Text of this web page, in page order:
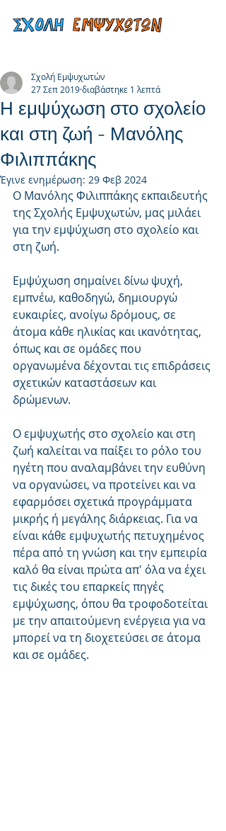
Η εμψύχωση στο σχολείο
και στη ζωή - Μανόλης
Φιλιππάκης
Σχολή Εμψυχωτών
27 Σεπ 2019διαβάστηκε 1 λεπτά
Έγινε ενημέρωση: 29 Φεβ 2024
Ο Μανόλης Φιλιππάκης εκπαιδευτής
της Σχολής Εμψυχωτών, μας μιλάει
για την εμψύχωση στο σχολείο και
στη ζωή.
Εμψύχωση σημαίνει δίνω ψυχή,
εμπνέω, καθοδηγώ, δημιουργώ
ευκαιρίες, ανοίγω δρόμους, σε
άτομα κάθε ηλικίας και ικανότητας,
όπως και σε ομάδες που
οργανωμένα δέχονται τις επιδράσεις
σχετικών καταστάσεων και
δρώμενων.
Ο εμψυχωτής στο σχολείο και στη
ζωή καλείται να παίξει το ρόλο του
ηγέτη που αναλαμβάνει την ευθύνη
να οργανώσει, να προτείνει και να
εφαρμόσει σχετικά προγράμματα
μικρής ή μεγάλης διάρκειας. Για να
είναι κάθε εμψυχωτής πετυχημένος
πέρα από τη γνώση και την εμπειρία
καλό θα είναι πρώτα απ' όλα να έχει
τις δικές του επαρκείς πηγές
εμψύχωσης, όπου θα τροφοδοτείται
με την απαιτούμενη ενέργεια για να
μπορεί να τη διοχετεύσει σε άτομα
και σε ομάδες.